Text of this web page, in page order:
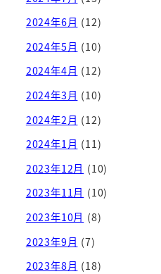
2024年6月 (12)
2024年5月 (10)
2024年4月 (12)
2024年3月 (10)
2024年2月 (12)
2024年1月 (11)
2023年12月 (10)
2023年11月 (10)
2023年10月 (8)
2023年9月 (7)
2023年8月 (18)